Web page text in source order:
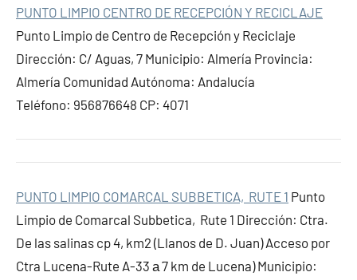
PUNTO LIMPIO CENTRO DE RECEPCIÓN Y RECICLAJE
Punto Limpio de Centro de Recepción y Reciclaje
Dirección: C/ Aguas, 7 Municipio: Almería Provincia:
Almería Comunidad Autónoma: Andalucía
Teléfono: 956876648 CP: 4071
PUNTO LIMPIO COMARCAL SUBBETICA, RUTE 1 Punto
Limpio de Comarcal Subbetica, Rute 1 Dirección: Ctra.
De las salinas cp 4, km2 (Llanos de D. Juan) Acceso por
Ctra Lucena-Rute A-33 а 7 km de Lucena) Municipio: